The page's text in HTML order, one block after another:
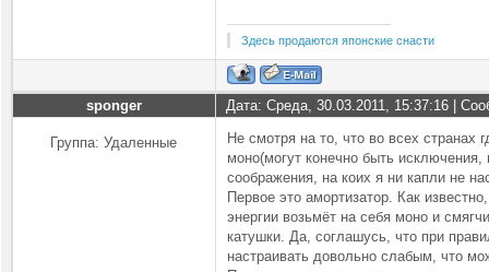
Здесь продаются японские снасти
sponger Дата: Среда, 30.03.2011, 15:37:16 |
Группа: Удаленные
Не смотря на то, что во всех странах
моно(могут конечно быть
соображения, на коих я ни капли не
Первое это амортизатор. Как
энергии возьмёт на себя моно и
катушки. Да, соглашусь, что при
настраивать довольно слабым, что